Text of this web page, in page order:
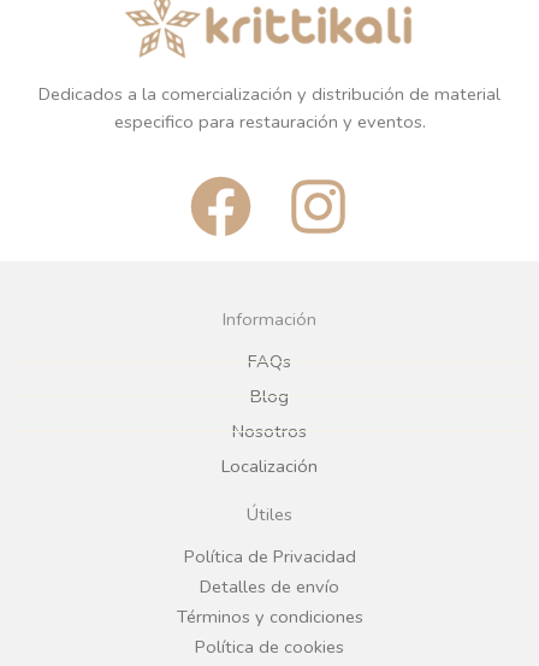
Dedicados a la comercialización y distribución de material
especifico para restauración y eventos.
F
a
c
e
b
o
o
k
I
n
g
r
a
Información
FAQs
Blog
Nosotros
Localización
Útiles
Política de Privacidad
Detalles de envío
Términos y condiciones
Política de cookies